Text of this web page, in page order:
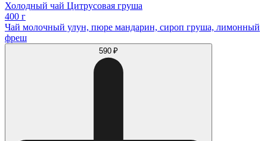
Холодный чай Цитрусовая груша
400 г
Чай молочный улун, пюре мандарин, сироп груша, лимонный
фреш
590 ₽